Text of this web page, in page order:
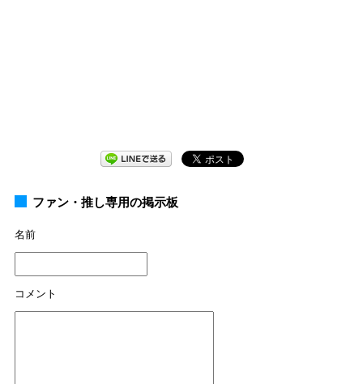
ファン・推し専用の掲示板
名前
コメント